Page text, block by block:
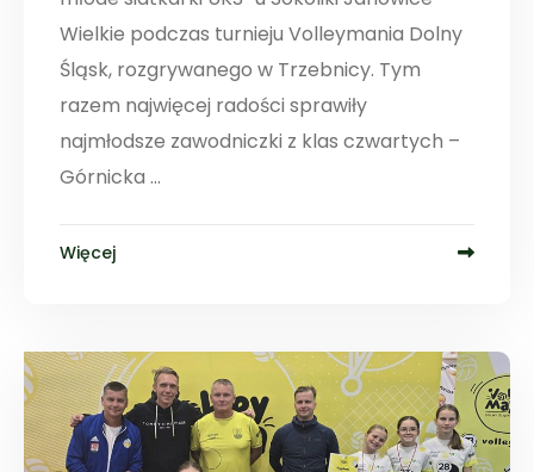
Wielkie podczas turnieju Volleymania Dolny
Śląsk, rozgrywanego w Trzebnicy. Tym
razem najwięcej radości sprawiły
najmłodsze zawodniczki z klas czwartych –
Górnicka ...
Więcej